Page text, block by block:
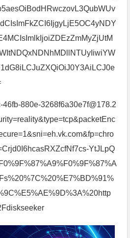
46fb-880e-3268f6a30e7f@178.2
YtJLpQ